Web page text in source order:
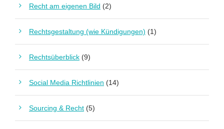
Recht am eigenen Bild (2)
Rechtsgestaltung (wie Kündigungen) (1)
Rechtsüberblick (9)
Social Media Richtlinien (14)
Sourcing & Recht (5)